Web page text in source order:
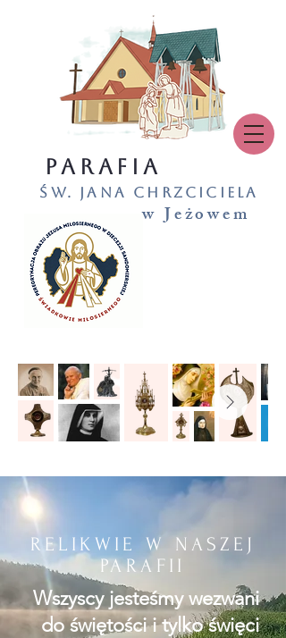
PARAFIA
św. Jana Chrzciciela
w Jeżowem
RELIKWIE W NASZEJ
PARAFII
Wszyscy jesteśmy wezwani
do świętości i tylko święci